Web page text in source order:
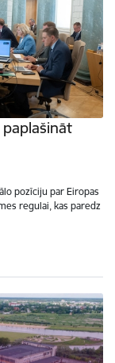
pozīciju par Eiropas
regulai, kas paredz